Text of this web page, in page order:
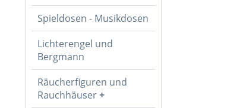
Spieldosen - Musikdosen
Lichterengel und
Bergmann
Räucherfiguren und
Rauchhäuser